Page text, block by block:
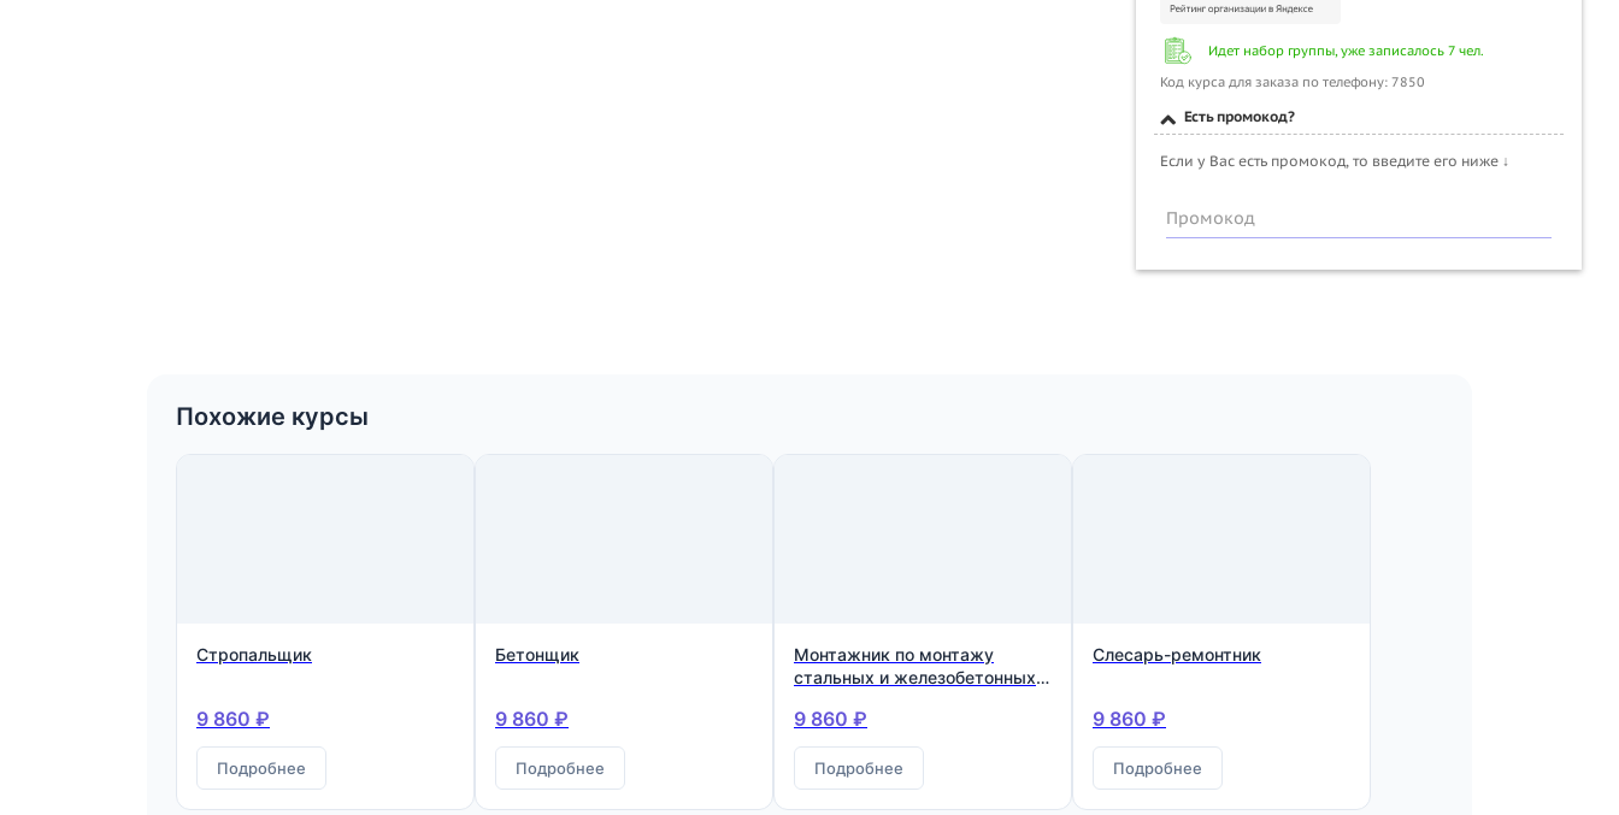
Идет набор группы, уже записалось 7 чел.
Код курса для заказа по телефону: 7850
Есть промокод?
Если у Вас есть промокод, то введите его ниже ↓
Промокод
Похожие курсы
Стропальщик
9 860 ₽
Подробнее
Бетонщик
9 860 ₽
Подробнее
Монтажник по монтажу
стальных и железобетонных
9 860 ₽
Подробнее
Слесарь-ремонтник
9 860 ₽
Подробнее